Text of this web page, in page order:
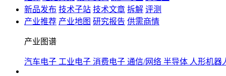
新品发布 技术子站 技术文章 拆解 评测
产业推荐 产业地图 研究报告 供需商情
产业图谱
汽车电子 工业电子 消费电子 通信/网络 半导体 人形机器